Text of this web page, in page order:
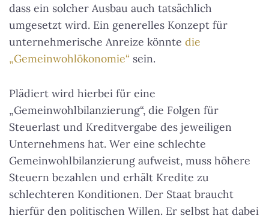
dass ein solcher Ausbau auch tatsächlich
umgesetzt wird. Ein generelles Konzept für
unternehmerische Anreize könnte die
„Gemeinwohlökonomie“ sein.
Plädiert wird hierbei für eine
„Gemeinwohlbilanzierung“, die Folgen für
Steuerlast und Kreditvergabe des jeweiligen
Unternehmens hat. Wer eine schlechte
Gemeinwohlbilanzierung aufweist, muss höhere
Steuern bezahlen und erhält Kredite zu
schlechteren Konditionen. Der Staat braucht
hierfür den politischen Willen. Er selbst hat dabei